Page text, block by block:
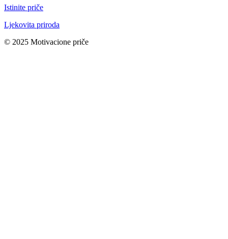
Istinite priče
Ljekovita priroda
© 2025 Motivacione priče